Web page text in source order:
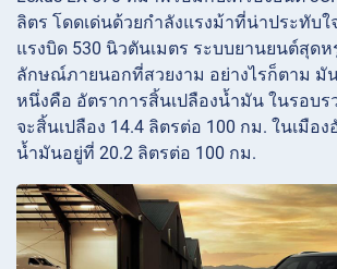
ลิตร โดดเด่นด้วยกำลังแรงม้าที่น่าประทับใ
แรงบิด 530 นิวตันเมตร ระบบยานยนต์สุด
ลักษณ์ภายนอกที่สวยงาม อย่างไรก็ตาม มั
หนึ่งคือ อัตราการสิ้นเปลืองน้ำมัน ในรอบร
จะสิ้นเปลือง 14.4 ลิตรต่อ 100 กม. ในเมือ
น้ำมันอยู่ที่ 20.2 ลิตรต่อ 100 กม.